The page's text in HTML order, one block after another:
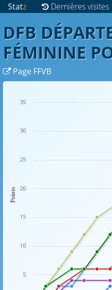
Statz Dernières visites
DFB
FÉMININE
Page FFVB
Points
5
10
15
20
25
30
35